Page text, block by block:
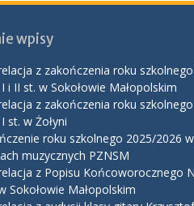
wpisy
z zakończenia roku
i II st. w Sokołowie Małopolskim
z zakończenia roku
st. w Żołyni
roku szkolnego 2025/2026 w
muzycznych PZNSM
z Popisu Końcoworocznego
Sokołowie Małopolskim